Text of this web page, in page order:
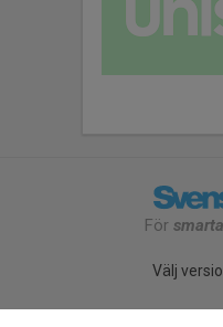
För smarta
Välj